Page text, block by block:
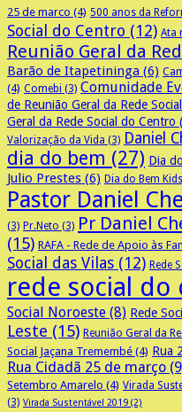
25 de marco (4) 500 anos da
Social do Centro (12) Ata
Reunião Geral da
Barão de Itapetininga (6)
(4) Comebi (3) Comunidade
de Reunião Geral da Rede
Geral da Rede Social do Centro
Valorização da Vida (3) Daniel
dia do bem (27) Dia
Julio Prestes (6) Dia do Bem Kids
Pastor Daniel
(3) Pr.Neto (3) Pr Daniel
(15) RAFA - Rede de Apoio às
Social das Vilas (12) Rede
rede social do
Social Noroeste (8) Rede
Leste (15) Reunião Geral da
Social Jaçana Tremembé (4) Rua
Rua Cidadã 25 de março
Setembro Amarelo (4) Virada
(3) Virada Sustentável 2019 (2)